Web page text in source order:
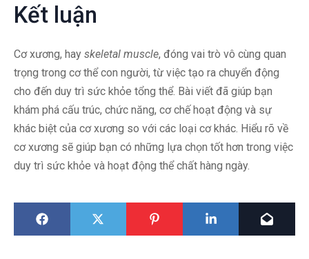
Kết luận
Cơ xương, hay skeletal muscle, đóng vai trò vô cùng quan
trọng trong cơ thể con người, từ việc tạo ra chuyển động
cho đến duy trì sức khỏe tổng thể. Bài viết đã giúp bạn
khám phá cấu trúc, chức năng, cơ chế hoạt động và sự
khác biệt của cơ xương so với các loại cơ khác. Hiểu rõ về
cơ xương sẽ giúp bạn có những lựa chọn tốt hơn trong việc
duy trì sức khỏe và hoạt động thể chất hàng ngày.